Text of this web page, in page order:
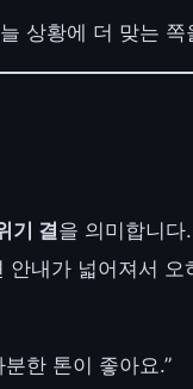
상황에 더 맞는
기 결을 의미합니다.
안내가 넓어져서
한 톤이 좋아요.”